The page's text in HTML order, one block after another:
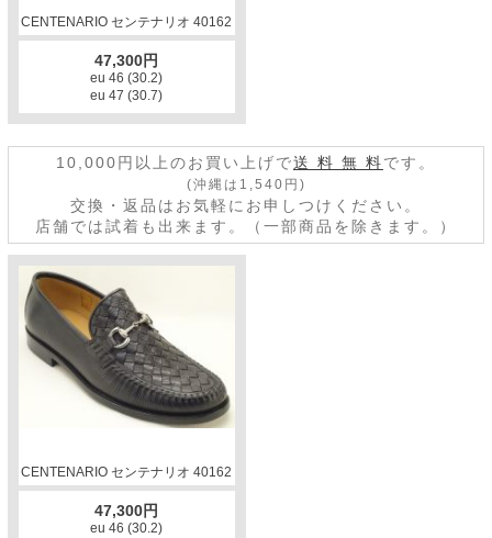
CENTENARIO センテナリオ 40162
47,300円
eu 46 (30.2)
eu 47 (30.7)
10,000円以上のお買い上げで送 料 無 料です。
(沖縄は1,540円)
交換・返品はお気軽にお申しつけください。
店舗では試着も出来ます。（一部商品を除きます。）
CENTENARIO センテナリオ 40162
47,300円
eu 46 (30.2)